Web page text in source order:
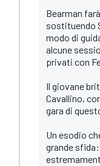
Bearman
sostituendo
modo di
alcune
privati con
Il giovane
Cavallino,
gara di
Un esodio
grande